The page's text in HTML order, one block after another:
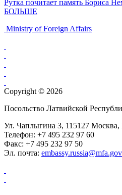
Рутка почитает память Бориса
БОЛЬШЕ
Ministry of Foreign Affairs
Copyright © 2026
Посольство Латвийской
Ул. Чаплыгина 3, 115127 Москва,
Телефон: +7 495 232 97 60
Факс: +7 495 232 97 50
Эл. почта: